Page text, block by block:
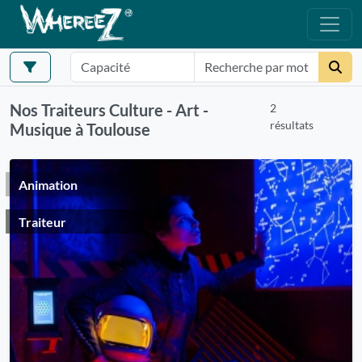
Nos Traiteurs Culture - Art -
Musique à Toulouse
2
résultats
Animation
Traiteur